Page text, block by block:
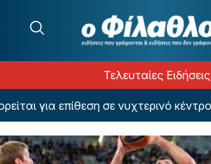
Τελευταίες Ειδήσεις
για επίθεση σε νυχτερινό κέντρο